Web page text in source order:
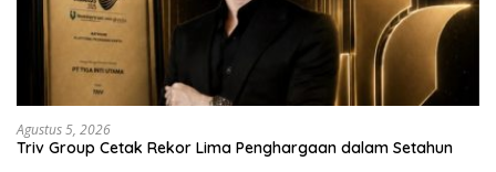
Agustus 5, 2026
Triv Group Cetak Rekor Lima Penghargaan dalam Setahun